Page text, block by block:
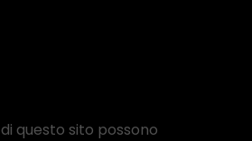
questo sito possono